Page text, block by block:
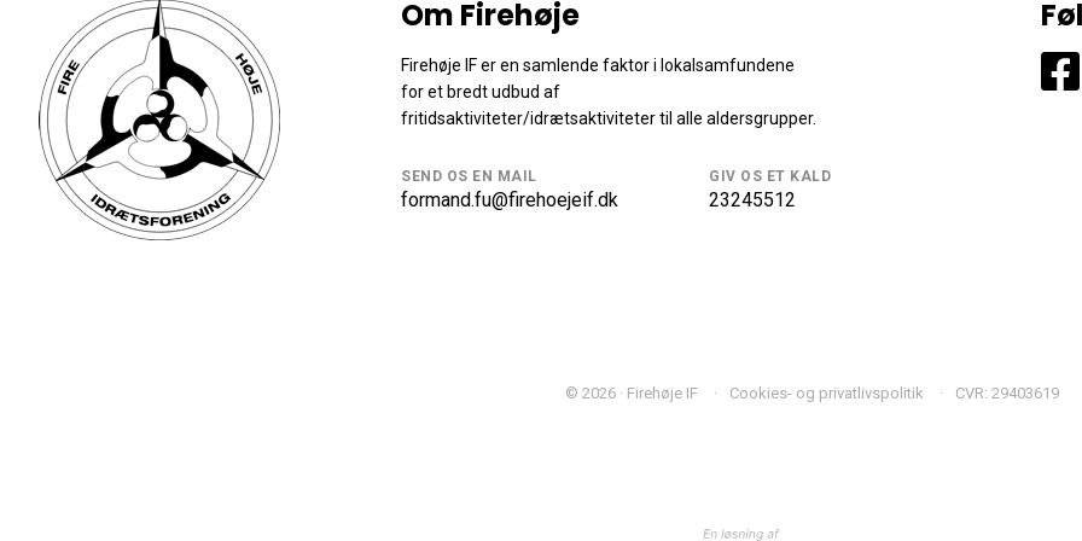
Om Firehøje
Firehøje IF er en samlende faktor i lokalsamfundene
for et bredt udbud af
fritidsaktiviteter/idrætsaktiviteter til alle aldersgrupper.
SEND OS EN MAIL
formand.fu@firehoejeif.dk
GIV OS ET KALD
23245512
© 2026 · Firehøje IF Cookies- og privatlivspolitik CVR: 29403619